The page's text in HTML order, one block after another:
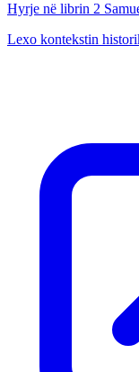
Hyrje në librin 2
Lexo kontekstin